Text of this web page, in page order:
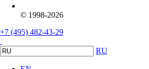
© 1998-2026
+7 (495) 482-43-29
RU